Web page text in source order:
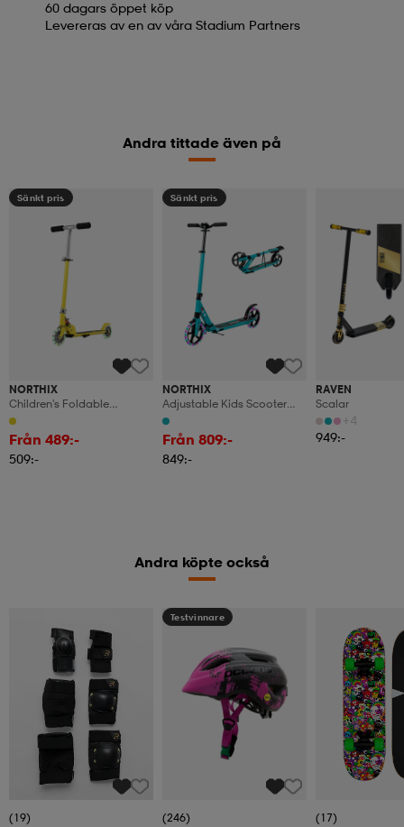
60 dagars öppet köp
Levereras av en av våra Stadium Partners
Andra tittade även på
Sänkt pris
NORTHIX
Children's Foldable
Scooter, Adjustable Height,
Yellow
Från 489:-
509:-
Sänkt pris
NORTHIX
Adjustable Kids Scooter
With Led Wheels, Foldable,
Turquoise
Från 809:-
849:-
RAVEN
Scalar
+4
949:-
Andra köpte också
(19)
Testvinnare
(246)
(17)